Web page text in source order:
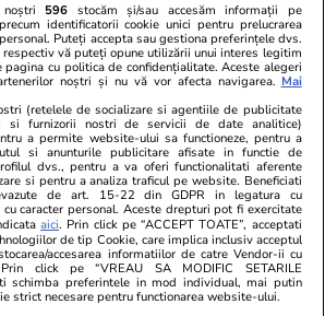
să
de bord
LiveText
10:52
în spațiul
de un pilot
și ale
596 stocăm și/sau accesăm informații pe
identificatorii cookie unici pentru prelucrarea
Puteți accepta sau gestiona preferințele dvs.
respectiv vă puteți opune utilizării unui interes legitim
pagina cu politica de confidențialitate. Aceste alegeri
noștri și nu vă vor afecta navigarea. Mai
(retelele de socializare si agentiile de publicitate
si furnizorii nostri de servicii de date analitice)
a permite website-ului sa functioneze, pentru a
si anunturile publicitare afisate in functie de
dvs., pentru a va oferi functionalitati aferente
si pentru a analiza traficul pe website. Beneficiati
de art. 15-22 din GDPR in legatura cu
caracter personal. Aceste drepturi pot fi exercitate
aici. Prin click pe “ACCEPT TOATE”, acceptati
de tip Cookie, care implica inclusiv acceptul
accesarea informatiilor de catre Vendor-ii cu
click pe “VREAU SA MODIFIC SETARILE
schimba preferintele in mod individual, mai putin
strict necesare pentru functionarea website-ului.